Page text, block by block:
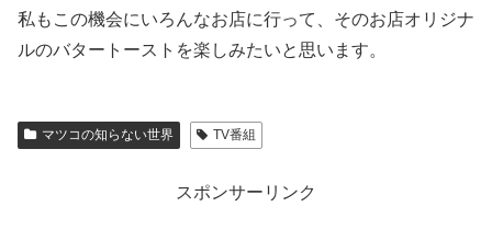
私もこの機会にいろんなお店に行って、そのお店オリジナ
ルのバタートーストを楽しみたいと思います。
マツコの知らない世界 TV番組
スポンサーリンク